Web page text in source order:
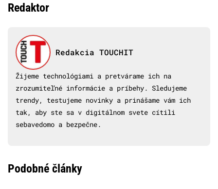
Redaktor
Redakcia TOUCHIT
Žijeme technológiami a pretvárame ich na
zrozumiteľné informácie a príbehy. Sledujeme
trendy, testujeme novinky a prinášame vám ich
tak, aby ste sa v digitálnom svete cítili
sebavedomo a bezpečne.
Podobné články